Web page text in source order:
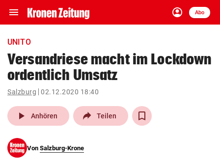
menu Navigation
ein-/ausklappen
account_circle
Anmelden
Abo
close Schließen
account_circle Anmelden
pin_drop
Wien arrow_right
UNITO
Versandriese macht im Lockdown
ordentlich Umsatz
Salzburg 02.12.2020 18:40
play_arrow Anhören Teilen
Von Salzburg-Krone